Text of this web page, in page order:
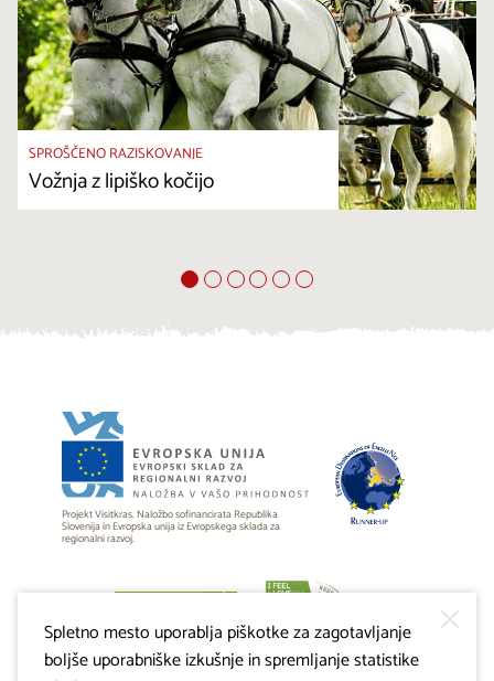
SPROŠČENO RAZISKOVANJE
Vožnja z lipiško kočijo
Projekt Visitkras. Naložbo sofinancirata Republika
Slovenija in Evropska unija iz Evropskega sklada za
regionalni razvoj.
Spletno mesto uporablja piškotke za zagotavljanje
boljše uporabniške izkušnje in spremljanje statistike